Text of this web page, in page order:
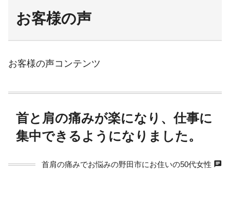
お客様の声
お客様の声コンテンツ
首と肩の痛みが楽になり、仕事に
集中できるようになりました。
首肩の痛みでお悩みの野田市にお住いの50代女性 chat